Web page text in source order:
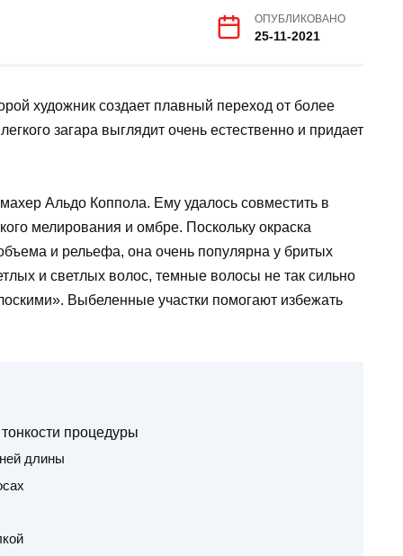
ОПУБЛИКОВАНО
25-11-2021
художник создает плавный переход от более
загара выглядит очень естественно и придает
Альдо Коппола. Ему удалось совместить в
мелирования и омбре. Поскольку окраска
и рельефа, она очень популярна у бритых
и светлых волос, темные волосы не так сильно
Выбеленные участки помогают избежать
процедуры
длины